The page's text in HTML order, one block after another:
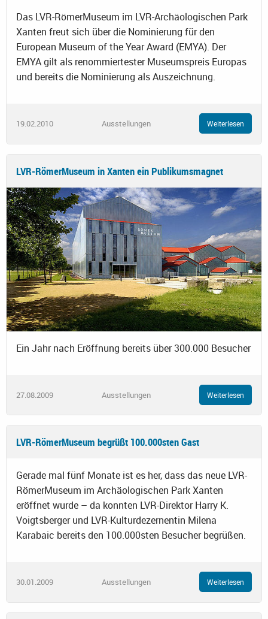
Das LVR-RömerMuseum im LVR-Archäologischen Park
Xanten freut sich über die Nominierung für den
European Museum of the Year Award (EMYA). Der
EMYA gilt als renommiertester Museumspreis Europas
und bereits die Nominierung als Auszeichnung.
19.02.2010 Ausstellungen Weiterlesen
LVR-RömerMuseum in Xanten ein Publikumsmagnet
Ein Jahr nach Eröffnung bereits über 300.000 Besucher
27.08.2009 Ausstellungen Weiterlesen
LVR-RömerMuseum begrüßt 100.000sten Gast
Gerade mal fünf Monate ist es her, dass das neue LVR-
RömerMuseum im Archäologischen Park Xanten
eröffnet wurde – da konnten LVR-Direktor Harry K.
Voigtsberger und LVR-Kulturdezernentin Milena
Karabaic bereits den 100.000sten Besucher begrüßen.
30.01.2009 Ausstellungen Weiterlesen